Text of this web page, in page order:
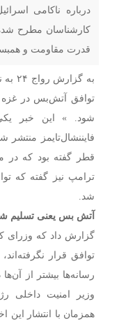
درباره ناکامی
کارشناسان مطرح شده
قدرت مقاومت و
به گزارش رواج ۲۴ به نقل از –
توافق آتش‌بس در
شود. » این خبر
فایننشال‌تایمز
قطر گفته بود که در
ترامپ نیز گفته که
شد.
آتش بس یعنی تسلیم
گزارش داد که وزرای
توافق قرار
رسانه‌ها بیشتر از
وزیر امنیت داخلی
همزمان با انتشار این